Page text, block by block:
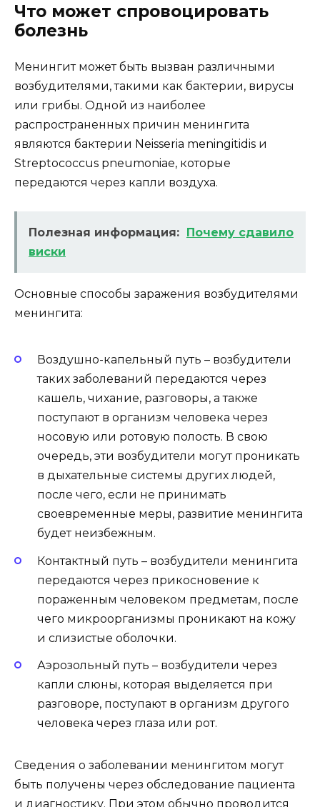
Что может спровоцировать
болезнь
Менингит может быть вызван различными
возбудителями, такими как бактерии, вирусы
или грибы. Одной из наиболее
распространенных причин менингита
являются бактерии Neisseria meningitidis и
Streptococcus pneumoniae, которые
передаются через капли воздуха.
Полезная информация: Почему сдавило
виски
Основные способы заражения возбудителями
менингита:
Воздушно-капельный путь – возбудители
таких заболеваний передаются через
кашель, чихание, разговоры, а также
поступают в организм человека через
носовую или ротовую полость. В свою
очередь, эти возбудители могут проникать
в дыхательные системы других людей,
после чего, если не принимать
своевременные меры, развитие менингита
будет неизбежным.
Контактный путь – возбудители менингита
передаются через прикосновение к
пораженным человеком предметам, после
чего микроорганизмы проникают на кожу
и слизистые оболочки.
Аэрозольный путь – возбудители через
капли слюны, которая выделяется при
разговоре, поступают в организм другого
человека через глаза или рот.
Сведения о заболевании менингитом могут
быть получены через обследование пациента
и диагностику. При этом обычно проводится